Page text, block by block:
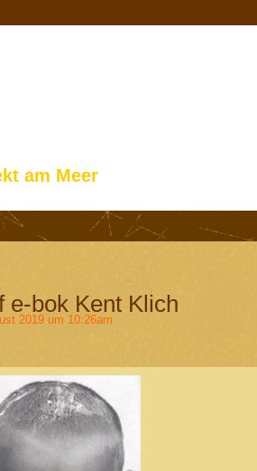
am Meer
e-bok Kent Klich
2019 um 10:26am